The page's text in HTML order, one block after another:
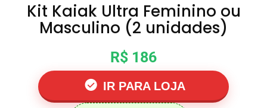
Kit Kaiak Ultra Feminino ou
Masculino (2 unidades)
R$ 186
IR PARA LOJA